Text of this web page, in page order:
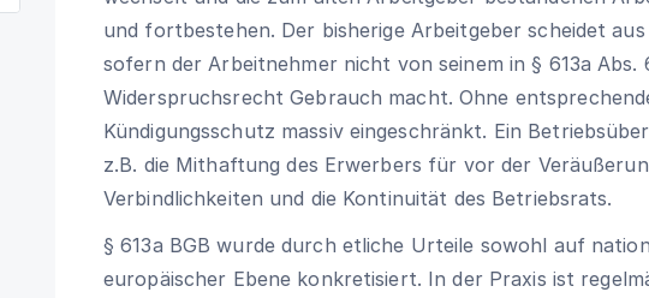
und fortbestehen. Der bisherige Arbeitgeber scheidet
sofern der Arbeitnehmer nicht von seinem in§ 613a Abs.
Widerspruchsrecht Gebrauch macht. Ohne
Kündigungsschutz massiv eingeschränkt. Ein
z.B. die Mithaftung des Erwerbers für vor der
Verbindlichkeiten und die Kontinuität des Betriebsrats.
§ 613a BGB wurde durch etliche Urteile sowohl auf
europäischer Ebene konkretisiert. In der Praxis ist